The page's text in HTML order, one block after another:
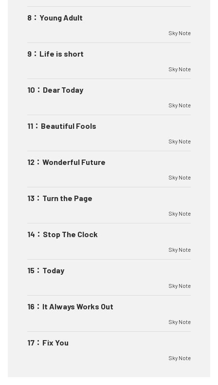
8 ： Young Adult
Sky Note
9 ： Life is short
Sky Note
10 ： Dear Today
Sky Note
11 ： Beautiful Fools
Sky Note
12 ： Wonderful Future
Sky Note
13 ： Turn the Page
Sky Note
14 ： Stop The Clock
Sky Note
15 ： Today
Sky Note
16 ： It Always Works Out
Sky Note
17 ： Fix You
Sky Note